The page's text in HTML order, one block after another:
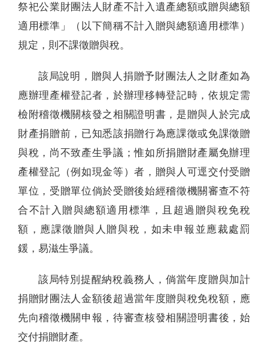
祭祀公業財團法人財產不計入遺產總額或贈與總額
適用標準」（以下簡稱不計入贈與總額適用標準）
規定，則不課徵贈與稅。
該局說明，贈與人捐贈予財團法人之財產如為
應辦理產權登記者，於辦理移轉登記時，依規定需
檢附稽徵機關核發之相關證明書，是贈與人於完成
財產捐贈前，已知悉該捐贈行為應課徵或免課徵贈
與稅，尚不致產生爭議；惟如所捐贈財產屬免辦理
產權登記（例如現金等）者，贈與人可逕交付受贈
單位，受贈單位倘於受贈後始經稽徵機關審查不符
合不計入贈與總額適用標準，且超過贈與稅免稅
額，應課徵贈與人贈與稅，如未申報並應裁處罰
鍰，易滋生爭議。
該局特別提醒納稅義務人，倘當年度贈與加計
捐贈財團法人金額後超過當年度贈與稅免稅額，應
先向稽徵機關申報，待審查核發相關證明書後，始
交付捐贈財產。